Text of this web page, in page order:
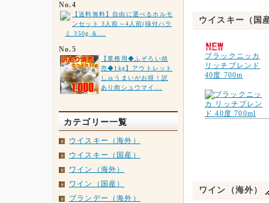
ウイスキー（国
ブラックニッカ
リッチブレンド
40度 700m
ワイン（海外）
No.4
【送料無料】自由に選べるホルモ
ンセット 3人前～4人前(味付ハラ
ミ 350g ＆...
No.5
【業務用◆ふぞろい焼
売◆1kg】アウトレット
しゅうまいがお得！訳
あり肉シュウマイ...
カテゴリー一覧
ウイスキー（海外）
ウイスキー（国産）
ワイン（海外）
ワイン（国産）
ブランデー（海外）